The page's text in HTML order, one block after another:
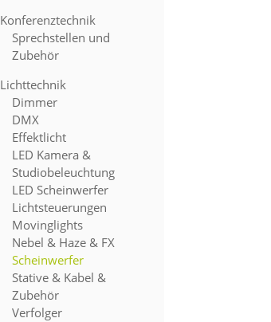
Konferenztechnik
Sprechstellen und
Zubehör
Lichttechnik
Dimmer
DMX
Effektlicht
LED Kamera &
Studiobeleuchtung
LED Scheinwerfer
Lichtsteuerungen
Movinglights
Nebel & Haze & FX
Scheinwerfer
Stative & Kabel &
Zubehör
Verfolger